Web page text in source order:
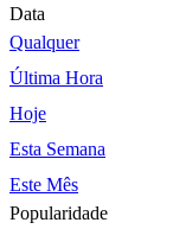
Data
Qualquer
Última Hora
Hoje
Esta Semana
Este Mês
Popularidade